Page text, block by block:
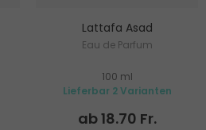
Lattafa Asad
Eau de Parfum
100 ml
Lieferbar 2 Varianten
ab 18.70 Fr.